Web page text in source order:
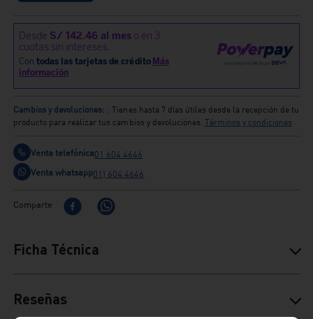
Cambios y devoluciones: : Tienes hasta 7 días útiles desde la recepción de tu
producto para realizar tus cambios y devoluciones. Términos y condiciones
Venta telefónica01 604 4646
Venta whatsapp01) 604 4646
Comparte
Ficha Técnica
Reseñas